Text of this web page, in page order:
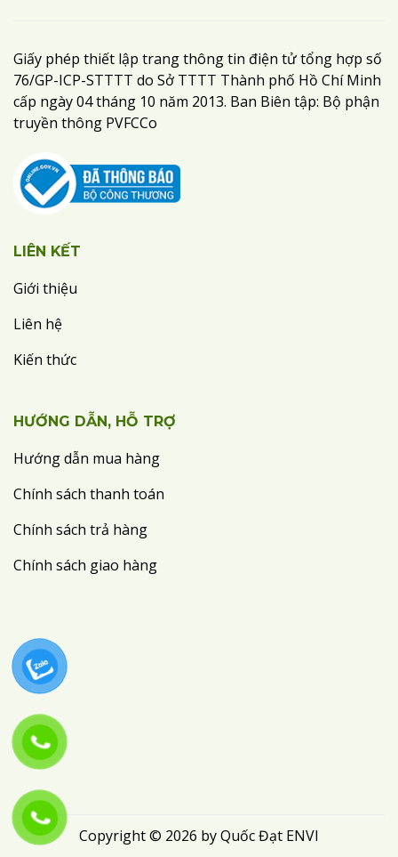
Giấy phép thiết lập trang thông tin điện tử tổng hợp số
76/GP-ICP-STTTT do Sở TTTT Thành phố Hồ Chí Minh
cấp ngày 04 tháng 10 năm 2013. Ban Biên tập: Bộ phận
truyền thông PVFCCo
LIÊN KẾT
Giới thiệu
Liên hệ
Kiến thức
HƯỚNG DẪN, HỖ TRỢ
Hướng dẫn mua hàng
Chính sách thanh toán
Chính sách trả hàng
Chính sách giao hàng
Copyright © 2026 by Quốc Đạt ENVI